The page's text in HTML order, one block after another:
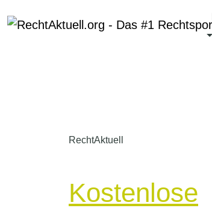
RechtAktuell
Kostenlose